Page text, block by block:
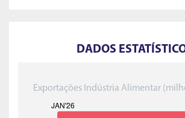
DADOS
Exportações Indústria Alimentar